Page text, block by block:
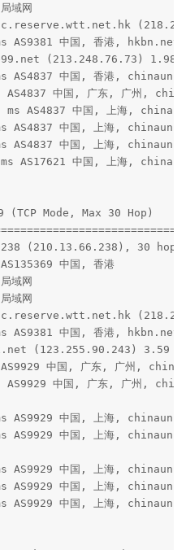
域网
AS9381 中国, 香港, hkbn.net
(213.248.76.73) 1.98
AS4837 中国, 香港,
中国, 广东, 广州,
AS4837 中国, 上海,
AS4837 中国, 上海,
AS4837 中国, 上海,
AS17621 中国, 上海,
(TCP Mode, Max 30 Hop)
(210.13.66.238), 30
中国, 香港
域网
域网
AS9381 中国, 香港, hkbn.net
(123.255.90.243) 3.59
中国, 广东, 广州,
中国, 广东, 广州,
AS9929 中国, 上海,
AS9929 中国, 上海,
AS9929 中国, 上海,
AS9929 中国, 上海,
AS9929 中国, 上海,